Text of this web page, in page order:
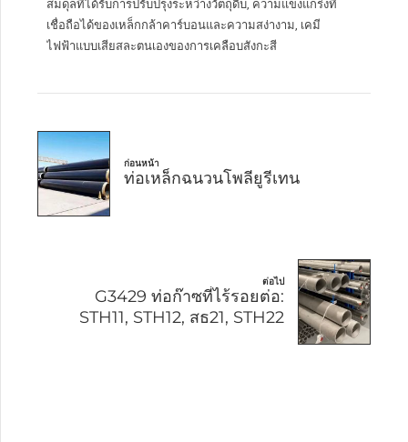
สมดุลที่ได้รับการปรับปรุงระหว่างวัตถุดิบ, ความแข็งแกร่งที่
เชื่อถือได้ของเหล็กกล้าคาร์บอนและความสง่างาม, เคมี
ไฟฟ้าแบบเสียสละตนเองของการเคลือบสังกะสี
ก่อนหน้า
ท่อเหล็กฉนวนโพลียูรีเทน
ต่อไป
G3429 ท่อก๊าซที่ไร้รอยต่อ:
STH11, STH12, สธ21, STH22